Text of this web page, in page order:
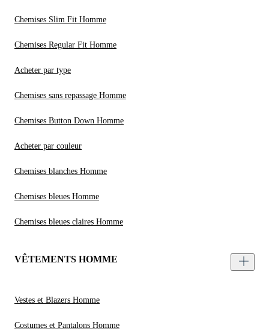
Chemises Slim Fit Homme
Chemises Regular Fit Homme
Acheter par type
Chemises sans repassage Homme
Chemises Button Down Homme
Acheter par couleur
Chemises blanches Homme
Chemises bleues Homme
Chemises bleues claires Homme
VÊTEMENTS HOMME
Vestes et Blazers Homme
Costumes et Pantalons Homme